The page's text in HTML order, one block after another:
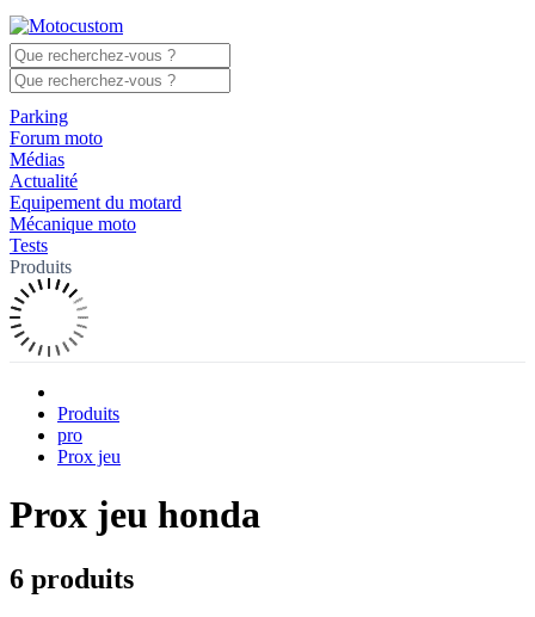
Parking
Forum moto
Médias
Actualité
Equipement du motard
Mécanique moto
Tests
Produits
Produits
pro
Prox jeu
Prox jeu honda
6 produits